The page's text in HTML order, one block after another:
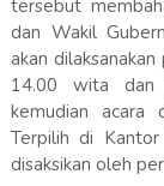
tersebut
dan Wakil
akan
14.00 wita dan
kemudian acara
Terpilih di
disaksikan oleh